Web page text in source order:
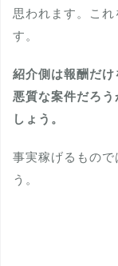
思われます。こ
す。
紹介側は報酬だけ
悪質な案件だろ
しょう。
事実稼げるもの
う。